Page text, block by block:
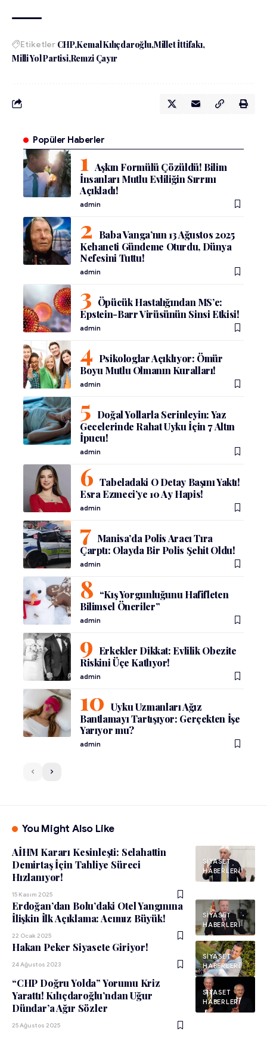
Etiketler CHP Kemal Kılıçdaroğlu Millet İttifakı
Milli Yol Partisi Remzi Çayır
Popüler Haberler
Aşkın Formülü Çözüldü! Bilim
İnsanları Mutlu Evliliğin Sırrını
Açıkladı!
admin
Baba Vanga’nın 13 Ağustos 2025
Kehaneti Gündeme Oturdu, Dünya
Nefesini Tuttu!
admin
Öpücük Hastalığından MS’e:
Epstein-Barr Virüsünün Sinsi Etkisi!
admin
Psikologlar Açıklıyor: Ömür
Boyu Mutlu Olmanın Kuralları!
admin
Doğal Yollarla Serinleyin: Yaz
Gecelerinde Rahat Uyku İçin 7 Altın
İpucu!
admin
Tabeladaki O Detay Başını Yaktı!
Esra Ezmeci’ye 10 Ay Hapis!
admin
Manisa’da Polis Aracı Tıra
Çarptı: Olayda Bir Polis Şehit Oldu!
admin
“Kış Yorgunluğunu Hafifleten
Bilimsel Öneriler”
admin
Erkekler Dikkat: Evlilik Obezite
Riskini Üçe Katlıyor!
admin
Uyku Uzmanları Ağız
Bantlamayı Tartışıyor: Gerçekten İşe
Yarıyor mu?
admin
You Might Also Like
SIYASET
HABERLERI
AİHM Kararı Kesinleşti: Selahattin
Demirtaş İçin Tahliye Süreci
Hızlanıyor!
15 Kasım 2025
SIYASET
HABERLERI
Erdoğan’dan Bolu’daki Otel Yangınına
İlişkin İlk Açıklama: Acımız Büyük!
22 Ocak 2025
SIYASET
HABERLERI
Hakan Peker Siyasete Giriyor!
24 Ağustos 2023
SIYASET
HABERLERI
“CHP Doğru Yolda” Yorumu Kriz
Yarattı! Kılıçdaroğlu’ndan Uğur
Dündar’a Ağır Sözler
25 Ağustos 2025